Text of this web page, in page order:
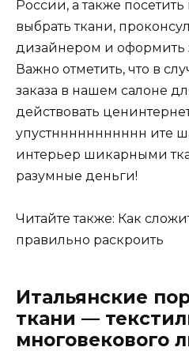
России, а также
выбрать ткани,
дизайнером и оформить
Важно отметить, что в
заказа в нашем салоне
действовать
упустннннннннннн ите
интерьер шикарными
разумные деньги!
Читайте также: Как
правильно раскроить
Итальянские
ткани —
многовекового